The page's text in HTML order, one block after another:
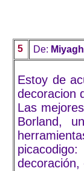
5 De:
Estoy de
decoracion
Las
Borland,